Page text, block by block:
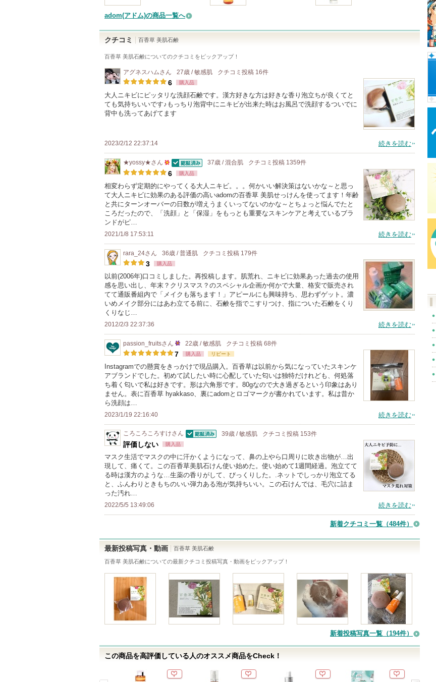
adom(アドム)の商品一覧へ
クチコミ 百香草 美肌石鹸
百香草 美肌石鹸についてのクチコミをピックアップ！
アグネスハムさん 27歳 / 敏感肌 クチコミ投稿 16件
6 購入品
大人ニキビにピッタリな洗顔石鹸です。漢方好きな方は好きな香り泡立ちが良くてと
ても気持ちいいです♪もっちり泡背中にニキビが出来た時はお風呂で洗顔するついでに
背中も洗ってあげてます
2023/2/12 22:37:14 続きを読む
★yossy★さん
50
人
以
上
ン
バ
ー
に
お
気
り
登
録
さ
れ
ま
す
認証済
37歳 / 混合肌 クチコミ投稿 1359件
6 購入品
相変わらず定期的にやってくる大人ニキビ。。。何かいい解決策はないかな～と思っ
て大人ニキビに効果のある評価の高いadomの百香草 美肌せっけんを使ってます！年齢
と共にターンオーバーの日数が増えうまくいってないのかな～とちょっと悩んでたと
ころだったので、「洗顔」と「保湿」をもっとも重要なスキンケアと考えているブラ
ンドがピ…
2021/1/8 17:53:11 続きを読む
rara_24さん 36歳 / 普通肌 クチコミ投稿 179件
3 購入品
以前(2006年)口コミしました。再投稿します。肌荒れ、ニキビに効果あった過去の使用
感を思い出し、年末？クリスマス？のスペシャル企画か何かで大量、格安で販売され
てて通販番組内で「メイクも落ちます！」アピールにも興味持ち、思わずゲット。濃
いめメイク部分にはあわ立てる前に、石鹸を指でこすりつけ、指についた石鹸をくり
くりなじ…
2012/2/3 22:37:36 続きを読む
passion_fruitsさん
25
以
上
ン
バ
ー
に
お
気
録
さ
て
い
ま
す
22歳 / 敏感肌 クチコミ投稿 68件
7 購入品 リピート
Instagramでの懸賞をきっかけで現品購入。百香草は以前から気になっていたスキンケ
アブランドでした。初めて試したい時に心配していた匂いは独特だけれども、何処落
ち着く匂いで私は好きです。形は六角形です。80gなので大き過ぎるという印象はあり
ません。表に百香草 hyakkaso、裏にadomとロゴマークが書かれています。私は昔か
ら洗顔は…
2023/1/19 22:16:40 続きを読む
ころころころすけさん
39歳 / 敏感肌 クチコミ投稿 153件
評価しない 購入品
マスク生活でマスクの中に汗かくようになって、鼻の上やら口周りに吹き出物が…出
現して、痛くて。この百香草美肌石けん使い始めた。使い始めて1週間経過。泡立てて
る時は漢方のような…生薬の香りがして、びっくりした。.ネットでしっかり泡立てる
と、ふんわりときもちのいい弾力ある泡が気持ちいい。この石けんでは、毛穴に詰ま
った汚れ…
2022/5/5 13:49:06 続きを読む
新着クチコミ一覧 （484件）
最新投稿写真・動画 百香草 美肌石鹸
百香草 美肌石鹸についての最新クチコミ投稿写真・動画をピックアップ！
新着投稿写真一覧（194件）
この商品を高評価している人のオススメ商品をCheck！